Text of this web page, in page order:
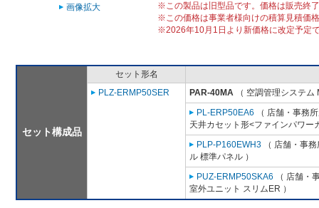
画像拡大
※この製品は旧型品です。価格は販売終
※この価格は事業者様向けの積算見積価
※2026年10月1日より新価格に改定予定
セット構成品
セット形名
PLZ-ERMP50SER
PAR-40MA （ 空調管理システム
PL-ERP50EA6 （ 店舗・事務
天井カセット形<ファインパワー
PLP-P160EWH3 （ 店舗・事
ル 標準パネル ）
PUZ-ERMP50SKA6 （ 店舗・
室外ユニット スリムER ）